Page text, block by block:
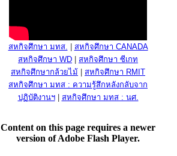
สหกิจศึกษา มทส.
สหกิจศึกษา CANADA
สหกิจศึกษา WD
สหกิจศึกษา ซีเกท
สหกิจศึกษากล้วยไม้
สหกิจศึกษา RMIT
สหกิจศึกษา มทส : ความรู้สึกหลังกลับจาก
ปฏิบัติงานฯ| สหกิจศึกษา มทส : นศ.
Content on this page requires a newer
version of Adobe Flash Player.